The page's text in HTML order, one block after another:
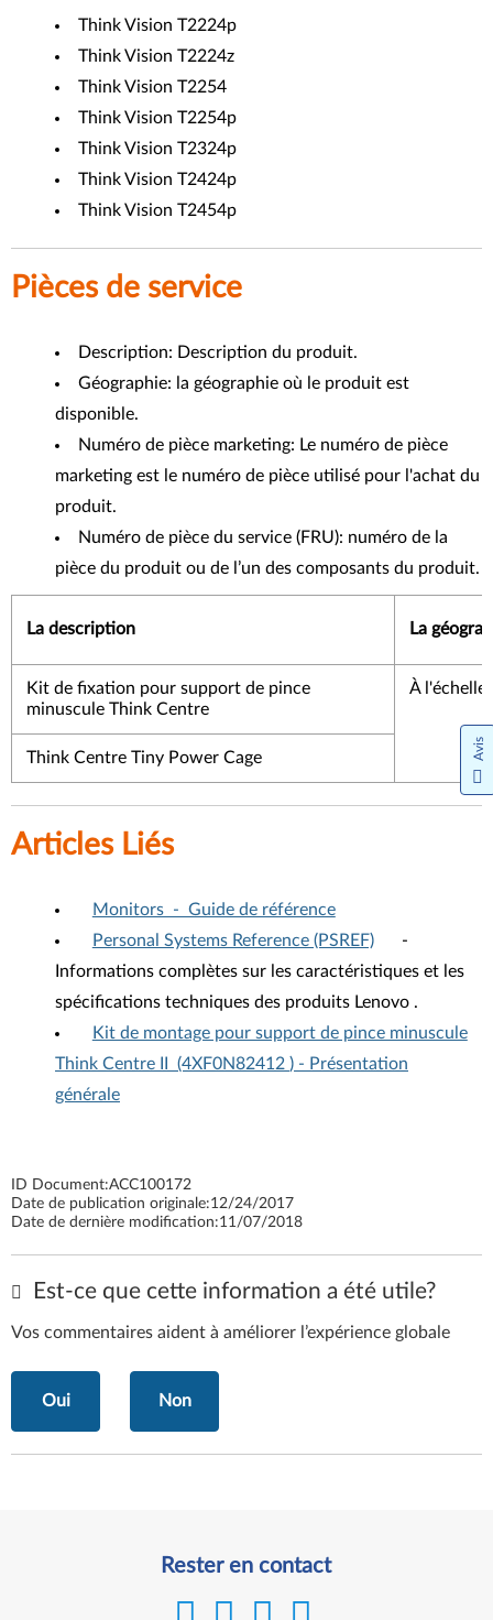
Think Vision T2224p
Think Vision T2224z
Think Vision T2254
Think Vision T2254p
Think Vision T2324p
Think Vision T2424p
Think Vision T2454p
Pièces de service
Description: Description du produit.
Géographie: la géographie où le produit est
disponible.
Numéro de pièce marketing: Le numéro de pièce
marketing est le numéro de pièce utilisé pour l'achat du
produit.
Numéro de pièce du service (FRU): numéro de la
pièce du produit ou de l’un des composants du produit.
La description La
Kit de fixation pour support de pince
minuscule Think Centre
À l'échelle
Think Centre Tiny Power Cage
Articles Liés
Monitors - Guide de référence
Personal Systems Reference (PSREF)
-
Informations complètes sur les caractéristiques et les
spécifications techniques des produits Lenovo .
Kit de montage pour support de pince minuscule
Think Centre II (4XF0N82412 ) - Présentation
générale
ID Document:ACC100172
Date de publication originale:12/24/2017
Date de dernière modification:11/07/2018
Est-ce que cette information a été utile?
Vos commentaires aident à améliorer l’expérience globale
Oui Non
Rester en contact
Avis